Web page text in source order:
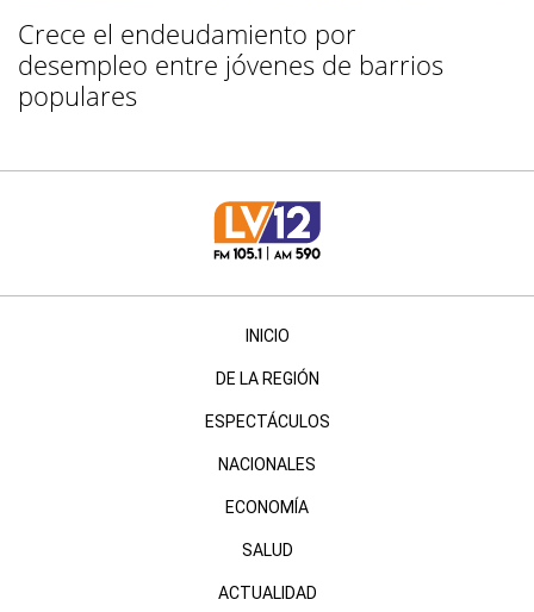
Crece el endeudamiento por
desempleo entre jóvenes de barrios
populares
INICIO
DE LA REGIÓN
ESPECTÁCULOS
NACIONALES
ECONOMÍA
SALUD
ACTUALIDAD